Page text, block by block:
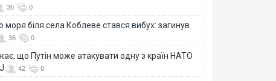
36 0
моря біля села Коблеве стався вибух: загинув
36 0
що Путін може атакувати одну з країн НАТО
42 0